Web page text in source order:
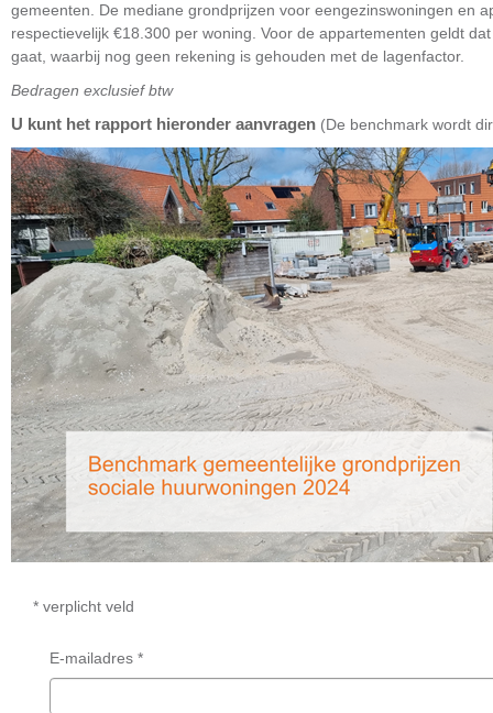
gemeenten. De mediane grondprijzen voor eengezinswoningen en
respectievelijk €18.300 per woning. Voor de appartementen geldt
gaat, waarbij nog geen rekening is gehouden met de lagenfactor.
Bedragen exclusief btw
U kunt het rapport hieronder aanvragen (De benchmark wordt
*verplicht veld
E-mailadres *